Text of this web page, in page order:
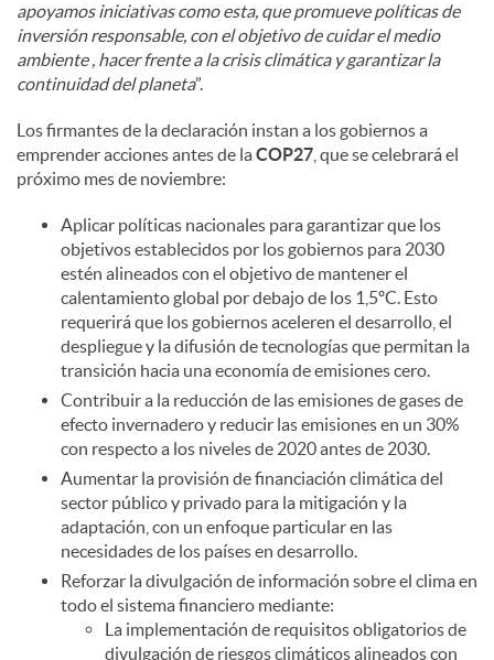
apoyamos iniciativas como esta, que promueve políticas de
inversión responsable, con el objetivo de cuidar el medio
ambiente , hacer frente a la crisis climática y garantizar la
continuidad del planeta”.
Los firmantes de la declaración instan a los gobiernos a
emprender acciones antes de laCOP27 , que se celebrará el
próximo mes de noviembre:
Aplicar políticas nacionales para garantizar que los
objetivos establecidos por los gobiernos para 2030
estén alineados con el objetivo de mantener el
calentamiento global por debajo de los 1,5ºC. Esto
requerirá que los gobiernos aceleren el desarrollo, el
despliegue y la difusión de tecnologías que permitan la
transición hacia una economía de emisiones cero.
Contribuir a la reducción de las emisiones de gases de
efecto invernadero y reducir las emisiones en un 30%
con respecto a los niveles de 2020 antes de 2030.
Aumentar la provisión de financiación climática del
sector público y privado para la mitigación y la
adaptación, con un enfoque particular en las
necesidades de los países en desarrollo.
Reforzar la divulgación de información sobre el clima en
todo el sistema financiero mediante:
La implementación de requisitos obligatorios de
divulgación de riesgos climáticos alineados con